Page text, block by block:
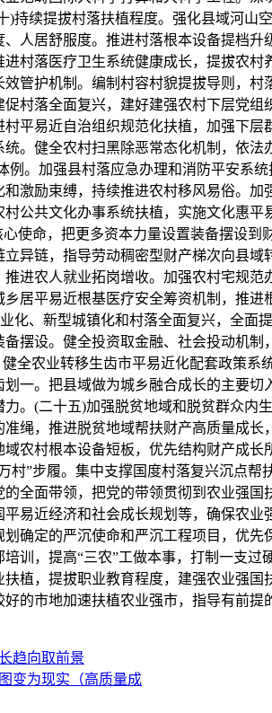
)持续提拔村落扶植程度。强化县域河
人居舒服度。推进村落根本设备提档
村落医疗卫生系统健康成长，提拔农
管护机制。编制村容村貌提拔导则，
村落全面复兴，建好建强农村下层党
平易近自治组织规范化扶植，加强下
。健全农村扫黑除恶常态化机制，依
例。加强县村落应急办理和消防平安系
激励束缚，持续推进农村移风易俗。
公共文化办事系统扶植，实施文化惠
使命，把更多资本力量设置装备摆设
异链，指导劳动稠密型财产梯次向县
进农人就业拓岗增收。加强农村宅规
居平易近根基医疗安全筹资机制，推
化、新型城镇化和村落全面复兴，全
摆设。健全投资取金融、社会投动机
全农业转移生齿市平易近化配套政策
一。把县域做为城乡融合成长的主要
。(二十五)加强脱贫地域和脱贫群众
绳，推进脱贫地域帮扶财产高质量成
农村根本设备短板，优先结构财产成
村”步履。集中支撑国度村落复兴沉点
全面带领，把党的带领贯彻到农业强
易近经济和社会成长规划等，确保农
确定的严沉使命和严沉工程项目，优
训，提高“三农”工做本事，打制一支
植，提拔职业教育程度，建强农业强
的市地加速扶植农业强市，指导有前
趋向取前景
变为现实（高质量成